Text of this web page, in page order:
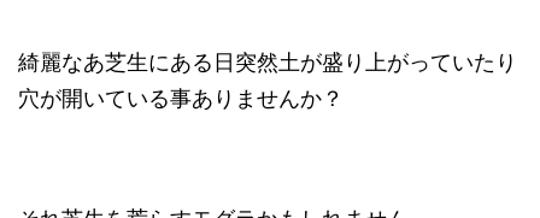
綺麗なあ芝生にある日突然土が盛り上がっていたり
穴が開いている事ありませんか？